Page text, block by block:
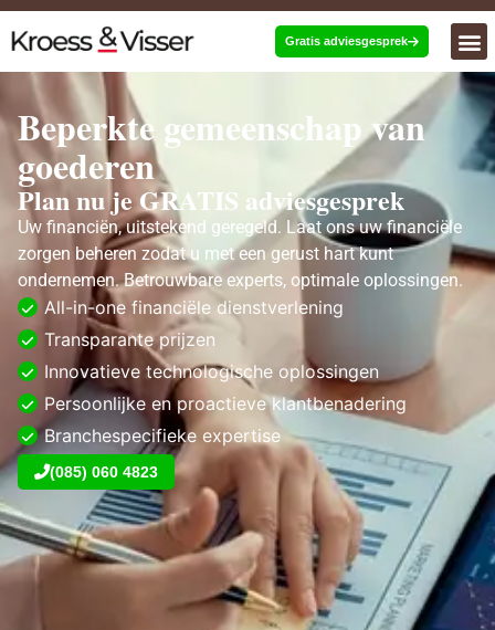
Gratis adviesgesprek
Beperkte gemeenschap van
goederen
Plan nu je GRATIS adviesgesprek
Uw financiën, uitstekend geregeld. Laat ons uw financiële
zorgen beheren zodat u met een gerust hart kunt
ondernemen. Betrouwbare experts, optimale oplossingen.
All-in-one financiële dienstverlening
Transparante prijzen
Innovatieve technologische oplossingen
Persoonlijke en proactieve klantbenadering
Branchespecifieke expertise
(085) 060 4823